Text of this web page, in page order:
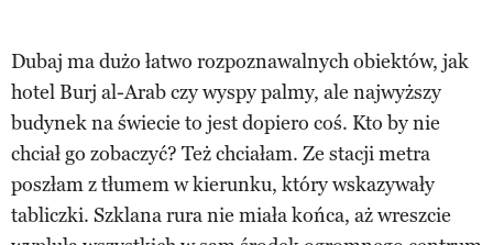
Dubaj ma dużo łatwo rozpoznawalnych obiektów, jak
hotel Burj al-Arab czy wyspy palmy, ale najwyższy
budynek na świecie to jest dopiero coś. Kto by nie
chciał go zobaczyć? Też chciałam. Ze stacji metra
poszłam z tłumem w kierunku, który wskazywały
tabliczki. Szklana rura nie miała końca, aż wreszcie